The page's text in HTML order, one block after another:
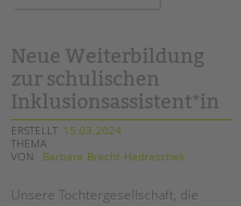
Neue Weiterbildung
zur schulischen
Inklusionsassistent*in
ERSTELLT 15.03.2024
THEMA
VON
Barbara Brecht-Hadraschek
Unsere Tochtergesellschaft, die